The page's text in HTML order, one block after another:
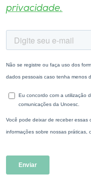
privacidade.